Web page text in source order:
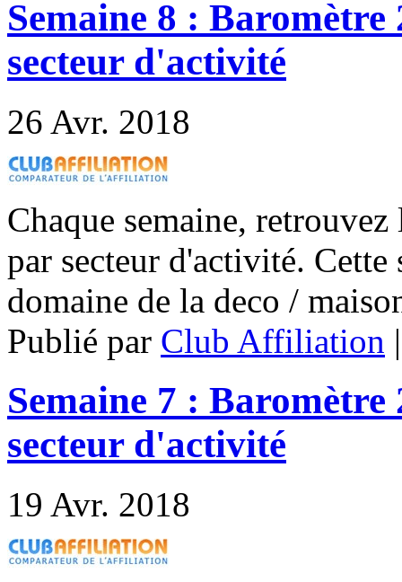
Semaine 8 :
secteur d'activité
26 Avr. 2018
Chaque semaine,
par secteur d'activité. Cette
domaine de la deco /
Publié par Club Affiliation
Semaine 7 :
secteur d'activité
19 Avr. 2018